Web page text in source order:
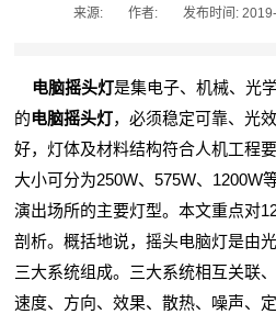
来源: 作者: 发布时间:
电脑摇头灯是集电子、机械、光
的电脑摇头灯，必须稳定可靠、光
好，灯体及材料结构符合人机工程要
大小可分为250W、575W、1200W
演出场所的主要灯型。本文重点对
剖析。概括地说，摇头电脑灯是由
三大系统组成。三大系统相互关联
速度、方向、效果、散热、噪声、